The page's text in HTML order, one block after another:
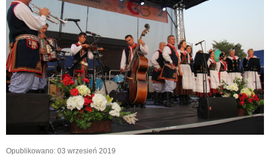
Opublikowano: 03 wrzesień 2019